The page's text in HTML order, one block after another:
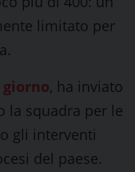
limitato per
, ha inviato
la squadra per le
gli interventi
del paese.